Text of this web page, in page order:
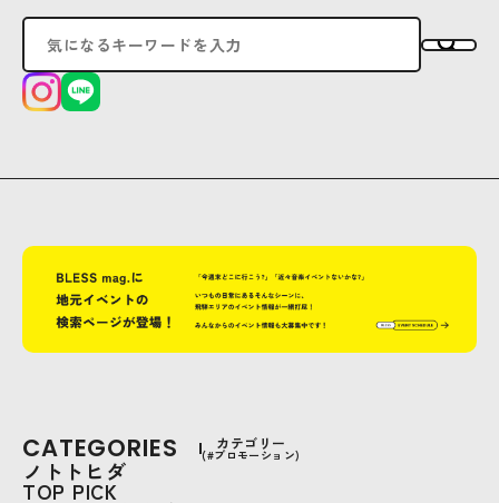
CATEGORIES カテゴリー
(#プロモーション)
ノトトヒダ
TOP PICK